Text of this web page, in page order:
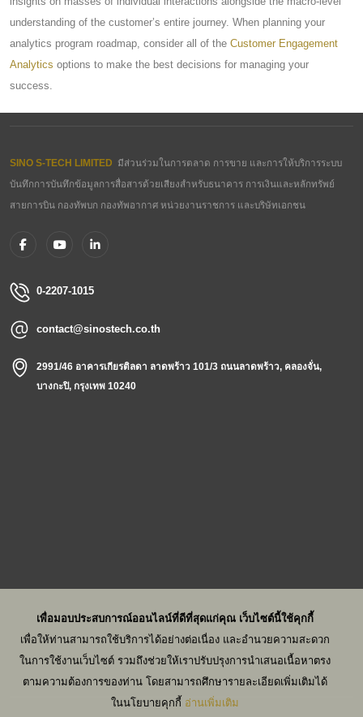
understanding of the customer’s entire journey. When planning your
analytics program roadmap, consider all of the Customer Engagement
Analytics​ ​ options to make the best decisions for managing your
success.
เพื่อมอบประสบการณ์ออนไลน์ที่ดีที่สุดแก่คุณ เว็บไซต์นี้ใช้คุกกี้
เพื่อให้ท่านสามารถใช้บริการได้อย่างต่อเนื่อง และอำนวยความสะดวก
ในการใช้งานเว็บไซต์ รวมถึงช่วยให้เราปรับปรุงการนำเสนอเนื้อหาตรง
ตามความต้องการของท่าน โดยสามารถศึกษารายละเอียดเพิ่มเติมได้
ในนโยบายคุกกี้ อ่านเพิ่มเติม
SINO S-TECH LIMITED มีส่วนร่วมในการตลาด การขาย และการให้บริการระบบ
บันทึกการบันทึกข้อมูลการสื่อสารด้วยเสียงสำหรับธนาคาร การเงินและหลักทรัพย์
สายการบิน กองทัพบก กองทัพอากาศ หน่วยงานราชการ และบริษัทเอกชน
0-2207-1015
contact@sinostech.co.th
2991/46 อาคารเกียรติลดา ลาดพร้าว 101/3 ถนนลาดพร้าว, คลองจั่น,
บางกะปิ, กรุงเทพ 10240
เพื่อมอบประสบการณ์ออนไลน์ที่ดีที่สุดแก่คุณ เว็บไซต์นี้ใช้คุกกี้
เพื่อให้ท่านสามารถใช้บริการได้อย่างต่อเนื่อง และอำนวยความสะดวก
ในการใช้งานเว็บไซต์ รวมถึงช่วยให้เราปรับปรุงการนำเสนอเนื้อหาตรง
ตามความต้องการของท่าน โดยสามารถศึกษารายละเอียดเพิ่มเติมได้
ในนโยบายคุกกี้ อ่านเพิ่มเติม